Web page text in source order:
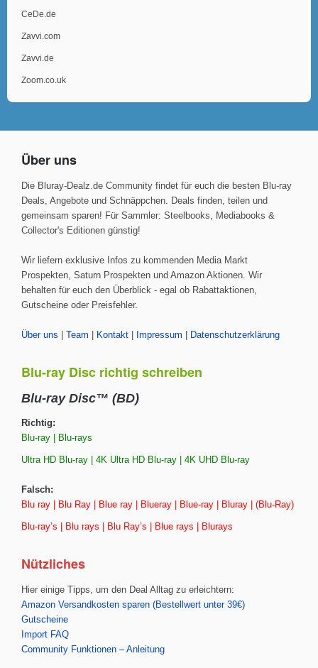
CeDe.de
Zavvi.com
Zavvi.de
Zoom.co.uk
Über uns
Die Bluray-Dealz.de Community findet für euch die besten Blu-ray
Deals, Angebote und Schnäppchen. Deals finden, teilen und
gemeinsam sparen! Für Sammler: Steelbooks, Mediabooks &
Collector's Editionen günstig!
Wir liefern exklusive Infos zu kommenden Media Markt
Prospekten, Saturn Prospekten und Amazon Aktionen. Wir
behalten für euch den Überblick - egal ob Rabattaktionen,
Gutscheine oder Preisfehler.
Über uns Team Kontakt Impressum Datenschutzerklärung
Blu-ray Disc richtig schreiben
Blu-ray Disc™ (BD)
Richtig:
Blu-ray | Blu-rays
Ultra HD Blu-ray | 4K Ultra HD Blu-ray | 4K UHD Blu-ray
Falsch:
Blu ray | Blu Ray | Blue ray | Blueray | Blue-ray | Bluray | (Blu-Ray)
Blu-ray’s | Blu rays | Blu Ray’s | Blue rays | Blurays
Nützliches
Hier einige Tipps, um den Deal Alltag zu erleichtern:
Amazon Versandkosten sparen (Bestellwert unter 39€)
Gutscheine
Import FAQ
Community Funktionen – Anleitung